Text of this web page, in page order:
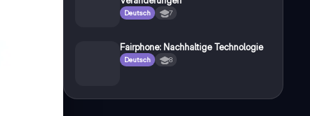
Deutsch 7
Fairphone: Nachhaltige Technologie
Deutsch 8